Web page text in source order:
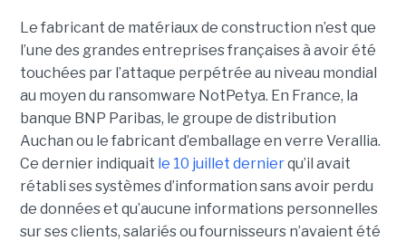
Le fabricant de matériaux de construction n’est que
l’une des grandes entreprises françaises à avoir été
touchées par l’attaque perpétrée au niveau mondial
au moyen du ransomware NotPetya. En France, la
banque BNP Paribas, le groupe de distribution
Auchan ou le fabricant d’emballage en verre Verallia.
Ce dernier indiquait le 10 juillet dernierqu’il avait
rétabli ses systèmes d’information sans avoir perdu
de données et qu’aucune informations personnelles
sur ses clients, salariés ou fournisseurs n’avaient été